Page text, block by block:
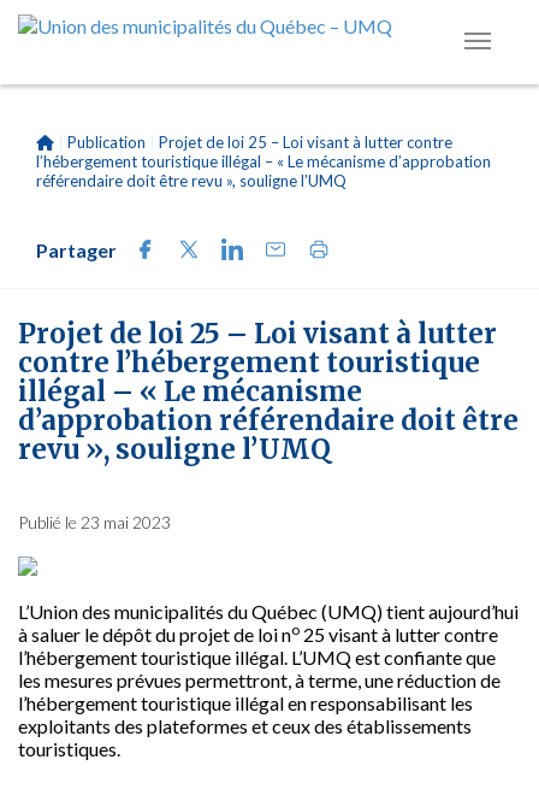
Publication
Projet de loi 25 – Loi visant à lutter contre
l’hébergement touristique illégal – « Le mécanisme d’approbation
référendaire doit être revu », souligne l’UMQ
Partager
Projet de loi 25 – Loi visant à lutter
contre l’hébergement touristique
illégal – « Le mécanisme
d’approbation référendaire doit être
revu », souligne l’UMQ
Publié le 23 mai 2023
L’Union des municipalités du Québec (UMQ) tient aujourd’hui
à saluer le dépôt du projet de loi no 25 visant à lutter contre
l’hébergement touristique illégal. L’UMQ est confiante que
les mesures prévues permettront, à terme, une réduction de
l’hébergement touristique illégal en responsabilisant les
exploitants des plateformes et ceux des établissements
touristiques.